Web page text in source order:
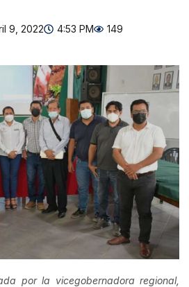
9, 2022 4:53 PM 149
por la vicegobernadora regional,